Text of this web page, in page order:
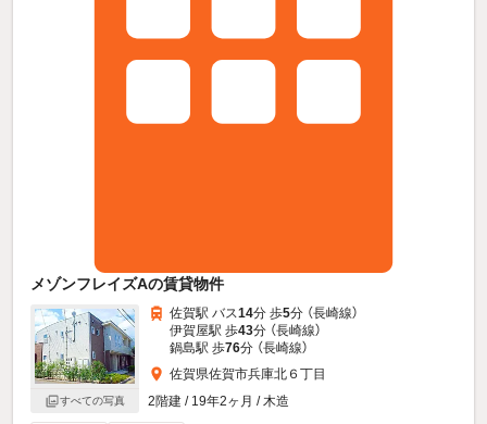
メゾンフレイズAの賃貸物件
すべての写真
佐賀駅 バス14分 歩5分 （長崎線）
伊賀屋駅 歩43分 （長崎線）
鍋島駅 歩76分 （長崎線）
佐賀県佐賀市兵庫北６丁目
2階建 / 19年2ヶ月 / 木造